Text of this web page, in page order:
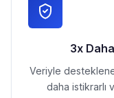
3x
Veriyle
daha istikrarlı